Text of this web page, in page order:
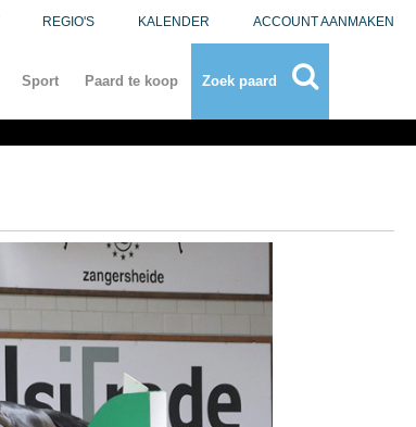
REGIO'S KALENDER ACCOUNT AANMAKEN
Sport Paard te koop Zoek paard